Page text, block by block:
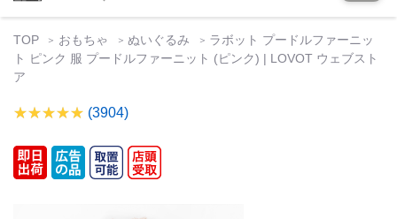
TOP おもちゃ ぬいぐるみ
ラボット プードルファーニッ
ト ピンク 服 プードルファーニット (ピンク) | LOVOT ウェブスト
ア
(3904)